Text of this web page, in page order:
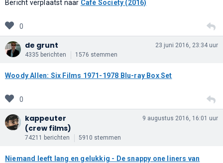
Bericht verplaatst naar Café Society (2016)
0
de grunt
4335 berichten 1576 stemmen
23 juni 2016, 23:34 uur
Woody Allen: Six Films 1971-1978 Blu-ray Box Set
0
kappeuter
(crew films)
74211 berichten 5910 stemmen
9 augustus 2016, 16:01 uur
Niemand leeft lang en gelukkig - De snappy one liners van